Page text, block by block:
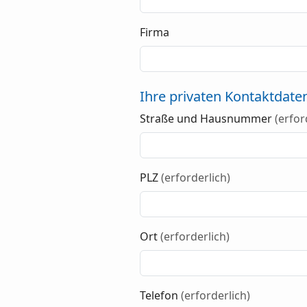
Firma
Ihre privaten
Straße und Hausnummer
PLZ(erforderlich)
Ort(erforderlich)
Telefon (erforderlich)